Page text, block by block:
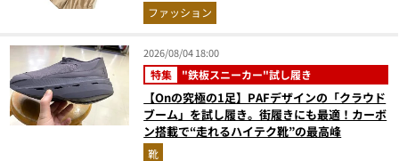
ファッション
2026/08/04 18:00
特集 "鉄板スニーカー"試し履き
【Onの究極の1足】PAFデザインの「クラウド
ブーム」を試し履き。街履きにも最適！カーボ
ン搭載で“走れるハイテク靴”の最高峰
靴